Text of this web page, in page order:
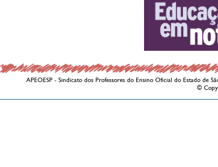
APEOESP - Sindicato dos Professores do Ensino Oficial do Estado de
©